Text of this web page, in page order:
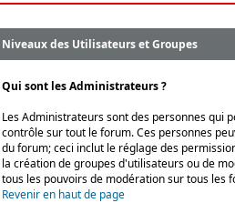
Niveaux des Utilisateurs et Groupes
Qui sont les Administrateurs ?
Les Administrateurs sont des personnes qui
contrôle sur tout le forum. Ces personnes
du forum; ceci inclut le réglage des
la création de groupes d'utilisateurs ou de
tous les pouvoirs de modération sur tous les
Revenir en haut de page